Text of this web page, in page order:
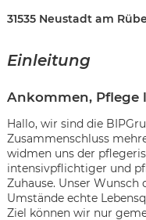
31535 Neustadt am
Einleitung
Ankommen, Pflege
Hallo, wir sind die
Zusammenschluss
widmen uns der
intensivpflichtiger und
Zuhause. Unser
Umstände echte
Ziel können wir nur